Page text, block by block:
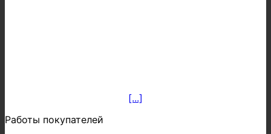
[...]
Работы покупателей